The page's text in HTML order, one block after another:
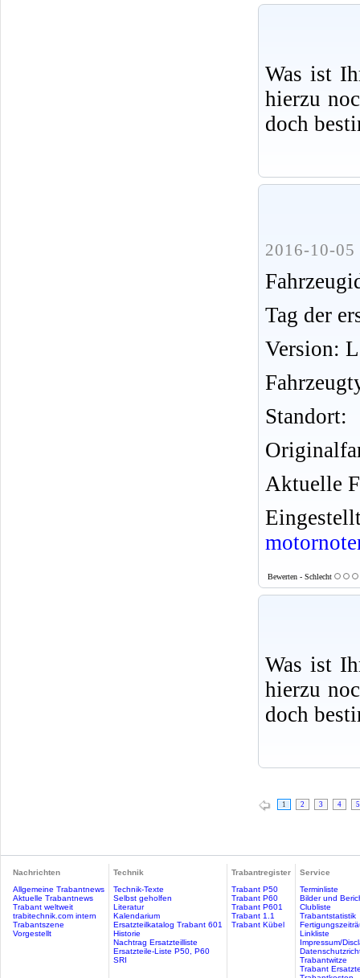
Was ist
hierzu
doch
2016-10-05
Tag der
Version:
Standort:
Aktuelle
Bewerten - Schlecht
Was ist
hierzu
doch
1 2 3 4 5
Nachrichten
Allgemeine Trabantnews
Aktuelle Trabantnews
Trabant weltweit
trabitechnik.com intern
Trabantszene
Vorgestellt
Technik
Technik-Texte
Selbst geholfen
Literatur
Kalendarium
Ersatzteilkatalog Trabant 601
Historie
Nachtrag Ersatzteilliste
Ersatzteile-Liste P50, P60
SRI
Trabantregister
Trabant P50
Trabant P60
Trabant P601
Trabant 1.1
Trabant Kübel
Service
Terminliste
Bilder und
Clubliste
Trabantstatistik
Linkliste
Impressum/
Trabantwitze
Trabant